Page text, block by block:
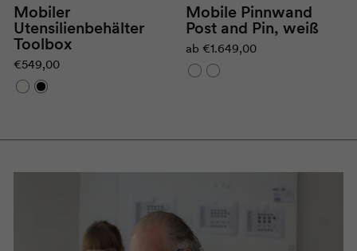
Mobiler
Utensilienbehälter
Toolbox
€549,00
Mobile Pinnwand
Post and Pin, weiß
ab €1.649,00